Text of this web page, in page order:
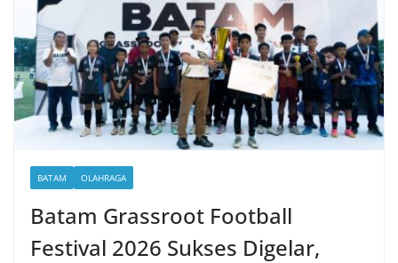
BATAM OLAHRAGA
Batam Grassroot Football
Festival 2026 Sukses Digelar,